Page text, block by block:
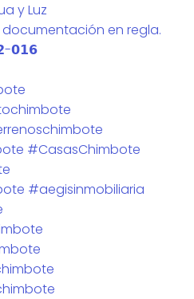
y Luz
en regla.
𝟬𝟭𝟲
#CasasChimbote
#aegisinmobiliaria